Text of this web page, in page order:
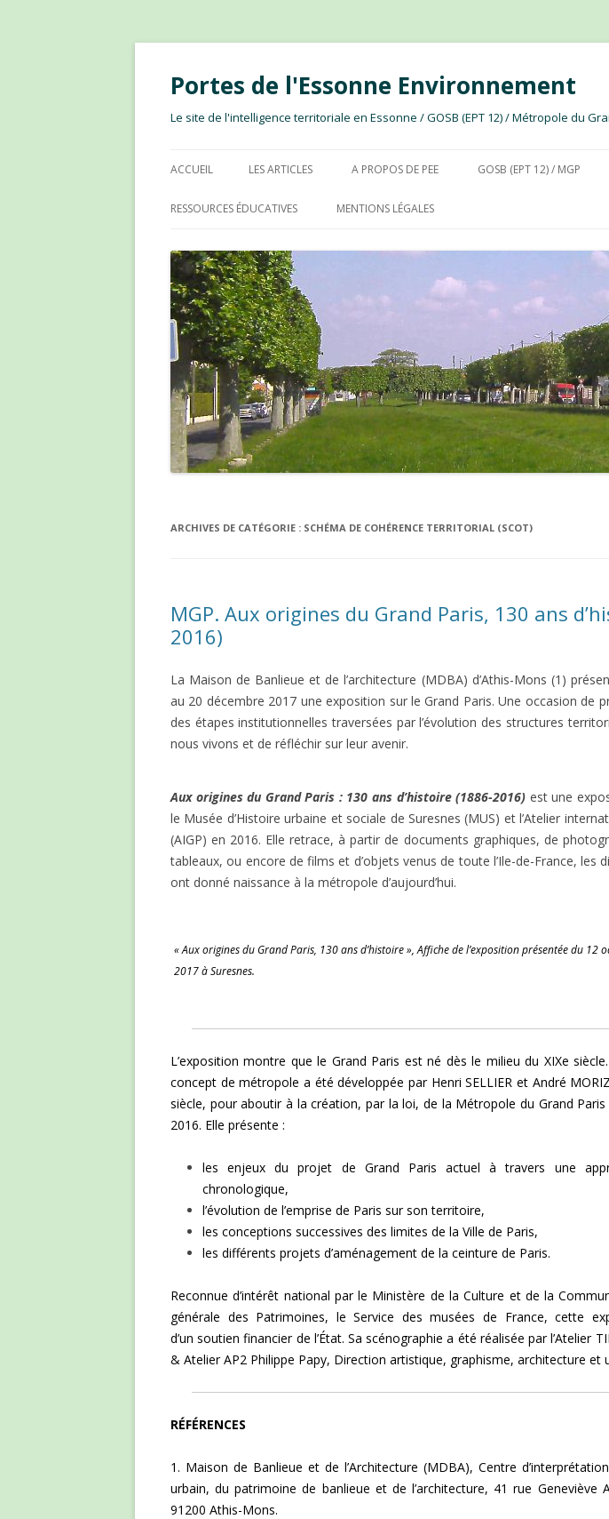
Portes de l'Essonne Environnement
Le site de l'intelligence territoriale en Essonne / GOSB (EPT 12) / Métropole du
ACCUEIL LES ARTICLES A PROPOS DE PEE GOSB (EPT 12) / MGP
RESSOURCES ÉDUCATIVES MENTIONS LÉGALES
ARCHIVES DE CATÉGORIE : SCHÉMA DE COHÉRENCE TERRITORIAL (SCOT)
MGP. Aux origines du Grand Paris, 130 ans
2016)
La Maison de Banlieue et de l’architecture (MDBA) d’Athis-Mons (1)
au 20 décembre 2017 une exposition sur le Grand Paris. Une occasion de
des étapes institutionnelles traversées par l’évolution des structures
nous vivons et de réfléchir sur leur avenir.
Aux origines du Grand Paris : 130 ans d’histoire (1886-2016) est une
le Musée d’Histoire urbaine et sociale de Suresnes (MUS) et l’Atelier
(AIGP) en 2016. Elle retrace, à partir de documents graphiques, de
tableaux, ou encore de films et d’objets venus de toute l’Ile-de-France, les
ont donné naissance à la métropole d’aujourd’hui.
« Aux origines du Grand Paris, 130 ans d’histoire », Affiche de l’exposition présentée du 12
2017 à Suresnes.
L’exposition montre que le Grand Paris est né dès le milieu du XIXe
concept de métropole a été développée par Henri SELLIER et André
siècle, pour aboutir à la création, par la loi, de la Métropole du Grand
2016. Elle présente :
les enjeux du projet de Grand Paris actuel à travers une
chronologique,
l’évolution de l’emprise de Paris sur son territoire,
les conceptions successives des limites de la Ville de Paris,
les différents projets d’aménagement de la ceinture de Paris.
Reconnue d’intérêt national par le Ministère de la Culture et de la
générale des Patrimoines, le Service des musées de France, cette
d’un soutien financier de l’État. Sa scénographie a été réalisée par l’Atelier
& Atelier AP2 Philippe Papy, Direction artistique, graphisme, architecture et
RÉFÉRENCES
1. Maison de Banlieue et de l’Architecture (MDBA), Centre
urbain, du patrimoine de banlieue et de l’architecture, 41 rue Geneviève
91200 Athis-Mons.